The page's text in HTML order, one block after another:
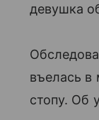
девушка
въелась в
стопу. Об